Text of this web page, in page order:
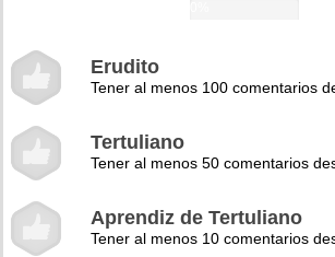
Erudito
Tener al menos 100 comentarios
Tertuliano
Tener al menos 50 comentarios
Aprendiz de Tertuliano
Tener al menos 10 comentarios